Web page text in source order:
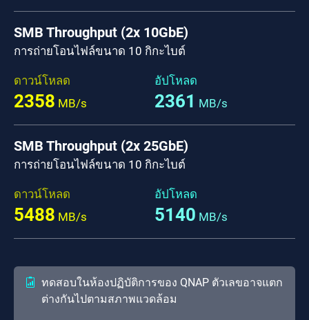
SMB Throughput (2x 10GbE)
การถ่ายโอนไฟล์ขนาด 10 กิกะไบต์
ดาวน์โหลด
2358 MB/s
อัปโหลด
2361 MB/s
SMB Throughput (2x 25GbE)
การถ่ายโอนไฟล์ขนาด 10 กิกะไบต์
ดาวน์โหลด
5488 MB/s
อัปโหลด
5140 MB/s
ทดสอบในห้องปฏิบัติการของ QNAP ตัวเลขอาจแตก
ต่างกันไปตามสภาพแวดล้อม